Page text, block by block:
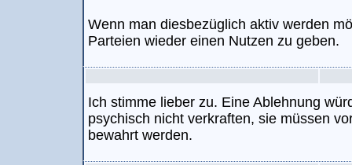
Wenn man diesbezüglich aktiv werden
Parteien wieder einen Nutzen zu geben.
Ich stimme lieber zu. Eine Ablehnung
psychisch nicht verkraften, sie müssen
bewahrt werden.